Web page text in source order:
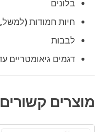
בלונים
חיות חמודות
לבבות
דגמים גיאומטריים
מוצרים קשורים